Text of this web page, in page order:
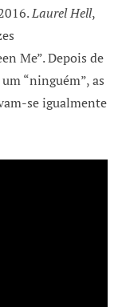
Laurel Hell,
Me”. Depois de
“ninguém”, as
se igualmente